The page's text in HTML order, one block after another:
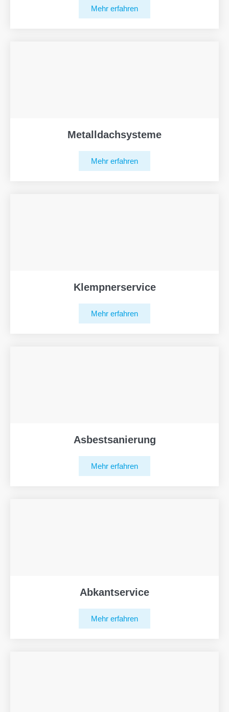
Mehr erfahren
Metalldachsysteme
Mehr erfahren
Klempnerservice
Mehr erfahren
Asbestsanierung
Mehr erfahren
Abkantservice
Mehr erfahren